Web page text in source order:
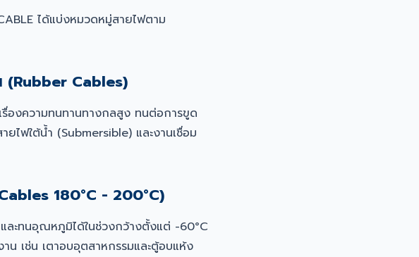
ได้แบ่งหมวดหมู่สายไฟตาม
(Rubber Cables)
องความทนทานทางกลสูง ทนต่อการขูด
ยไฟใต้น้ำ (Submersible) และงานเชื่อม
180°C - 200°C)
ละทนอุณหภูมิได้ในช่วงกว้างตั้งแต่ -60°C
เช่น เตาอบอุตสาหกรรมและตู้อบแห้ง